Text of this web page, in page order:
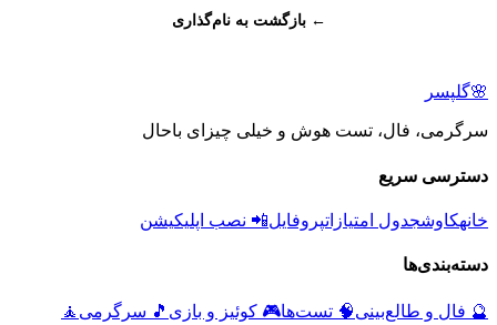
← بازگشت به نام‌گذاری
🌸گلپسر
سرگرمی، فال، تست هوش و خیلی چیزای باحال
دسترسی سریع
خانهکاوشجدول امتیازاتپروفایل📲 نصب اپلیکیشن
دسته‌بندی‌ها
🔮 فال و طالع‌بینی🧠 تست‌ها🎮 کوئیز و بازی 🎵 سرگرمی 🧘